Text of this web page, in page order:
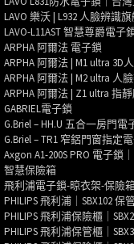
LAVO 樂沃 | L932 人臉辨識
LAVO-L11AST 智慧尊爵電子
ARPHA 阿爾法 電子鎖
ARPHA 阿爾法 | M1 ultra 3D
ARPHA 阿爾法 | M2 ultra 人
ARPHA 阿爾法 | Z1 ultra 指
GABRIEL電子鎖
G.Briel – HH.U 五合一房門電
G.Briel – TR1 窄鋁門窗指定
Axgon A1-200S PRO 電子
智慧保險箱
飛利浦電子鎖-晾衣架-保險
PHILIPS 飛利浦｜SBX102 保
PHILIPS 飛利浦保險櫃｜
PHILIPS 飛利浦保管櫃｜